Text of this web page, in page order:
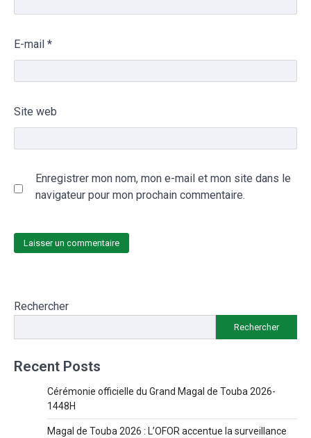
E-mail *
Site web
Enregistrer mon nom, mon e-mail et mon site dans le
navigateur pour mon prochain commentaire.
Rechercher
Rechercher
Recent Posts
Cérémonie officielle du Grand Magal de Touba 2026-
1448H
Magal de Touba 2026 : L’OFOR accentue la surveillance